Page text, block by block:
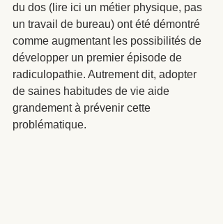
du dos (lire ici un métier physique, pas
un travail de bureau) ont été démontré
comme augmentant les possibilités de
développer un premier épisode de
radiculopathie. Autrement dit, adopter
de saines habitudes de vie aide
grandement à prévenir cette
problématique.